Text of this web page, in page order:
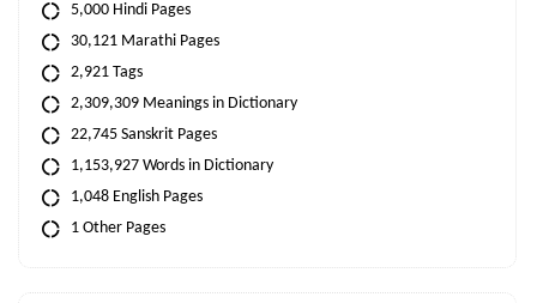
5,000 Hindi Pages
30,121 Marathi Pages
2,921 Tags
2,309,309 Meanings in Dictionary
22,745 Sanskrit Pages
1,153,927 Words in Dictionary
1,048 English Pages
1 Other Pages